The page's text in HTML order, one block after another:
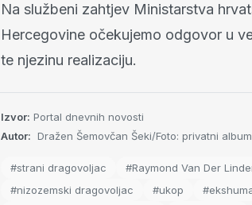
Na službeni zahtjev Ministarstva
Hercegovine očekujemo odgovor u
te njezinu realizaciju.
Izvor: Portal dnevnih novosti
Autor: Dražen Šemovčan Šeki/Foto: privatni album
#strani dragovoljac #Raymond Van Der
#nizozemski dragovoljac
#ukop